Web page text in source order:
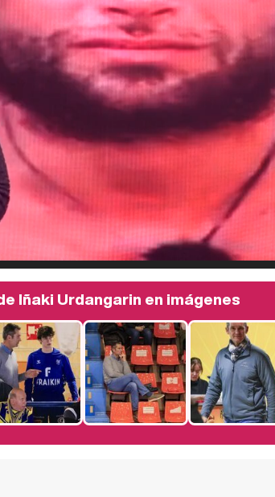
Iñaki Urdangarin en imágenes